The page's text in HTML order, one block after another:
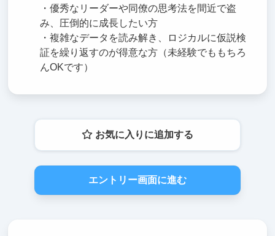
・優秀なリーダーや同僚の思考法を間近で盗
み、圧倒的に成長したい方
・複雑なデータを読み解き、ロジカルに仮説検
証を繰り返すのが得意な方（未経験でももちろ
んOKです）
お気に入りに追加する
エントリー画面に進む